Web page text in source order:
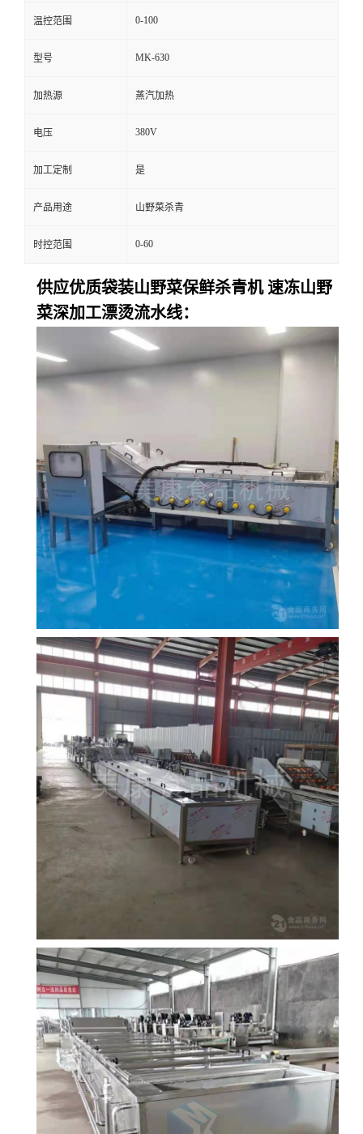
温控范围 0-100
型号 MK-630
加热源 蒸汽加热
电压 380V
加工定制 是
产品用途 山野菜杀青
时控范围 0-60
供应优质袋装山野菜保鲜杀青机 速冻山野
菜深加工漂烫流水线：